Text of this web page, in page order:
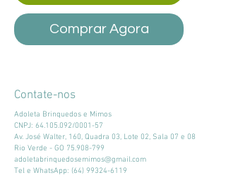
Comprar Agora
Contate-nos
Adoleta Brinquedos e Mimos
CNPJ: 64.105.092/0001-57
Av. José Walter, 160, Quadra 03, Lote 02, Sala 07 e 08
Rio Verde - GO 75.908-799
adoletabrinquedosemimos@gmail.com
Tel e WhatsApp: (64) 99324-6119